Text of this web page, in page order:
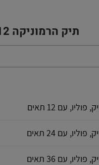
תיק הרמוניקה A4 12 פלסטיק
עם 12 תאים
עם 24 תאים
עם 36 תאים